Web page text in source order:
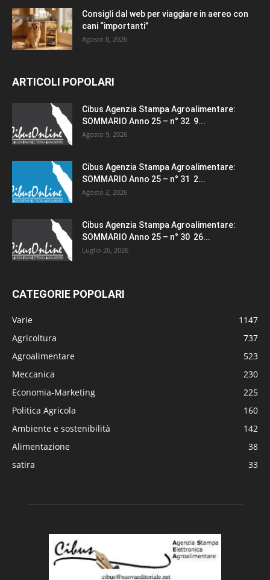
Consigli dal web per viaggiare in aereo con
cani “importanti”
Agosto 8, 2026
ARTICOLI POPOLARI
Cibus Agenzia Stampa Agroalimentare:
SOMMARIO Anno 25 – n° 32 9...
Agosto 9, 2026
Cibus Agenzia Stampa Agroalimentare:
SOMMARIO Anno 25 – n° 31 2...
Agosto 2, 2026
Cibus Agenzia Stampa Agroalimentare:
SOMMARIO Anno 25 – n° 30 26...
Luglio 26, 2026
CATEGORIE POPOLARI
Varie
1147
Agricoltura
737
Agroalimentare
523
Meccanica
230
Economia-Marketing
225
Politica Agricola
160
Ambiente e sostenibilità
142
Alimentazione
38
satira
33